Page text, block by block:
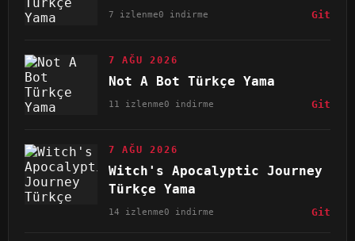
7 izlenme0 indirme Git
7 AĞU 2026
Not A Bot Türkçe Yama
11 izlenme0 indirme Git
7 AĞU 2026
Witch's Apocalyptic Journey
Türkçe Yama
14 izlenme0 indirme Git